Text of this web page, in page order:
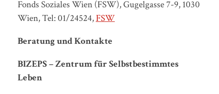
Fonds Soziales Wien (FSW), Gugelgasse 7-9, 1030
Wien, Tel: 01/24524,FSW
Beratung und Kontakte
BIZEPS – Zentrum für Selbstbestimmtes
Leben